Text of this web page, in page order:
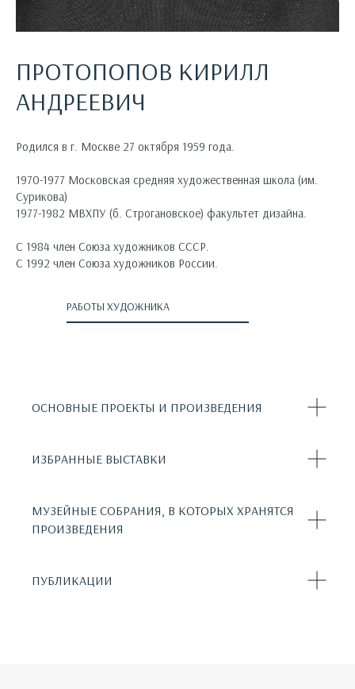
ПРОТОПОПОВ КИРИЛЛ
АНДРЕЕВИЧ
Родился в г. Москве 27 октября 1959 года.
1970-1977 Московская средняя художественная школа (им.
Сурикова)
1977-1982 МВХПУ (б. Строгановское) факультет дизайна.
С 1984 член Союза художников СССР.
С 1992 член Союза художников России.
РАБОТЫ ХУДОЖНИКА
ОСНОВНЫЕ ПРОЕКТЫ И ПРОИЗВЕДЕНИЯ
ИЗБРАННЫЕ ВЫСТАВКИ
МУЗЕЙНЫЕ СОБРАНИЯ, В КОТОРЫХ ХРАНЯТСЯ
ПРОИЗВЕДЕНИЯ
ПУБЛИКАЦИИ